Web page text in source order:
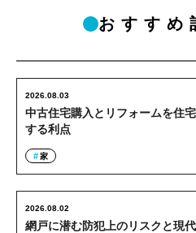
おすすめ
中古住宅購入とリフォームを住
する利点
2026.08.03
家
網戸に潜む防犯上のリスクと現
2026.08.02